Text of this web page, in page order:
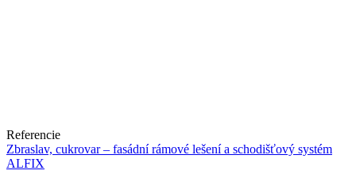
Referencie
Zbraslav, cukrovar – fasádní rámové lešení a schodišťový systém
ALFIX